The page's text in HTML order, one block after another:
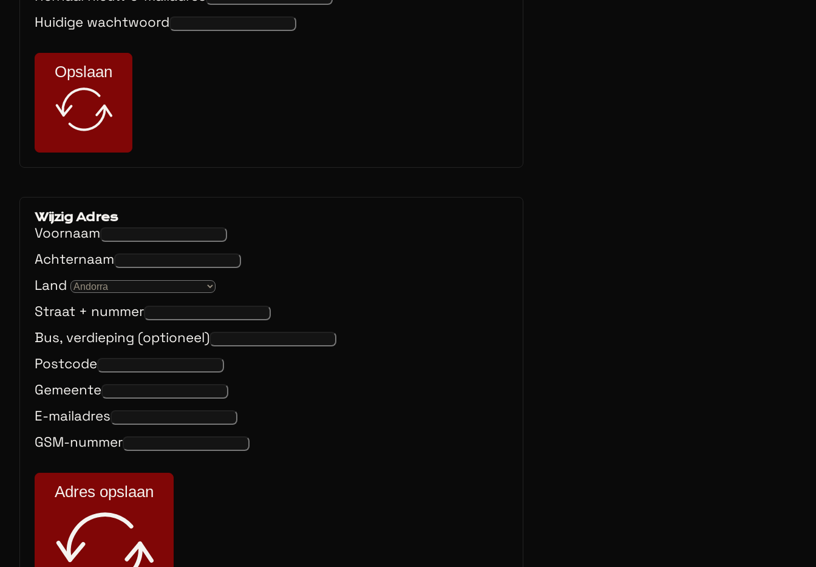
Huidige wachtwoord
Opslaan
Wijzig Adres
Voornaam
Achternaam
Land
Straat + nummer
Bus, verdieping (optioneel)
Postcode
Gemeente
E-mailadres
GSM-nummer
Adres opslaan